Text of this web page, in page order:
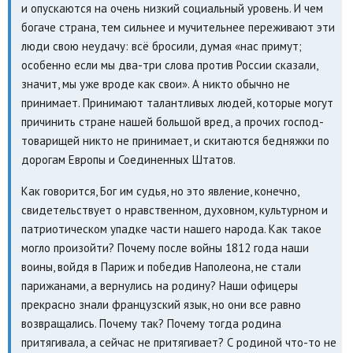
и опускаются на очень низкий социальный уровень. И чем
богаче страна, тем сильнее и мучительнее переживают эти
люди свою неудачу: всё бросили, думая «нас примут;
особенно если мы два-три слова против России сказали,
значит, мы уже вроде как свои». А никто обычно не
принимает. Принимают талантливых людей, которые могут
причинить стране нашей большой вред, а прочих господ-
товарищей никто не принимает, и скитаются бедняжки по
дорогам Европы и Соединенных Штатов.
Как говорится, Бог им судья, но это явление, конечно,
свидетельствует о нравственном, духовном, культурном и
патриотическом упадке части нашего народа. Как такое
могло произойти? Почему после войны 1812 года наши
воины, войдя в Париж и победив Наполеона, не стали
парижанами, а вернулись на родину? Наши офицеры
прекрасно знали французский язык, но они все равно
возвращались. Почему так? Почему тогда родина
притягивала, а сейчас не притягивает? С родиной что-то не